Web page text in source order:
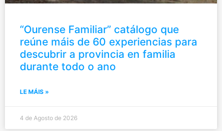
“Ourense Familiar” catálogo que
reúne máis de 60 experiencias para
descubrir a provincia en familia
durante todo o ano
LE MÁIS »
4 de Agosto de 2026